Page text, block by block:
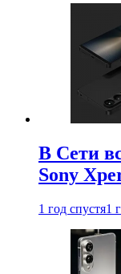
В Сети
Sony
1 год спустя1